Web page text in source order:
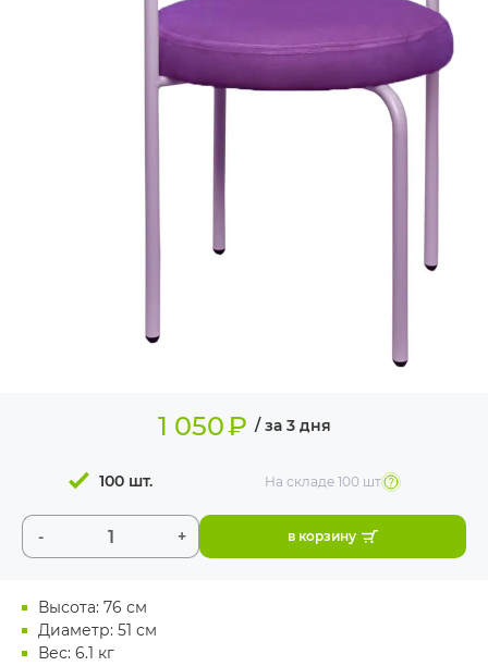
Высота: 76 см
Диаметр: 51 см
Вес: 6.1 кг
1 050₽ / за 3 дня
- +
100 шт. На складе100 шт
в корзину